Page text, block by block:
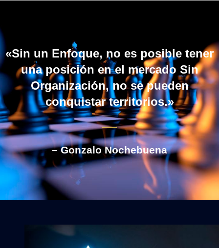
«Sin un Enfoque, no es posible tener
una posición en el mercado Sin
Organización, no se pueden
conquistar territorios.»
– Gonzalo Nochebuena